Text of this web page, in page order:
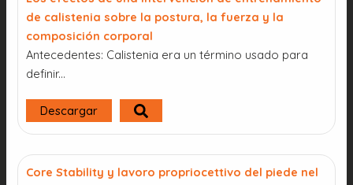
de calistenia sobre la postura, la fuerza y la
composición corporal
Antecedentes: Calistenia era un término usado para
definir...
Descargar
Core Stability y lavoro propriocettivo del piede nel